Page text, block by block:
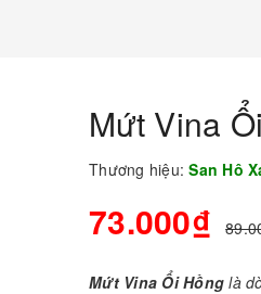
Mứt Vina
Thương hiệu: San Hô
73.000₫
Mứt Vina Ổi Hồnglà